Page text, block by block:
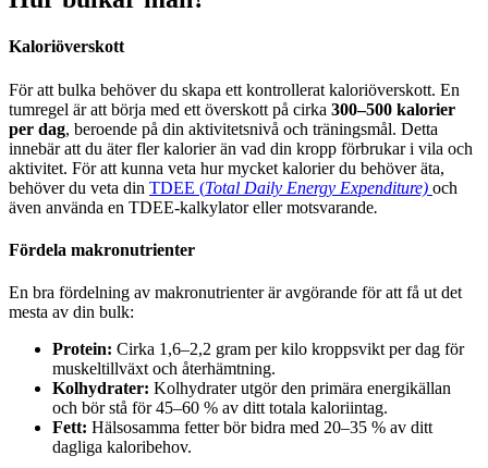
Kaloriöverskott
För att bulka behöver du skapa ett kontrollerat kaloriöverskott. En
tumregel är att börja med ett överskott på cirka 300–500 kalorier
per dag, beroende på din aktivitetsnivå och träningsmål. Detta
innebär att du äter fler kalorier än vad din kropp förbrukar i vila och
aktivitet. För att kunna veta hur mycket kalorier du behöver äta,
behöver du veta din TDEE (Total Daily Energy Expenditure) och
även använda en TDEE-kalkylator eller motsvarande.
Fördela makronutrienter
En bra fördelning av makronutrienter är avgörande för att få ut det
mesta av din bulk:
Protein: Cirka 1,6–2,2 gram per kilo kroppsvikt per dag för
muskeltillväxt och återhämtning.
Kolhydrater: Kolhydrater utgör den primära energikällan
och bör stå för 45–60 % av ditt totala kaloriintag.
Fett: Hälsosamma fetter bör bidra med 20–35 % av ditt
dagliga kaloribehov.